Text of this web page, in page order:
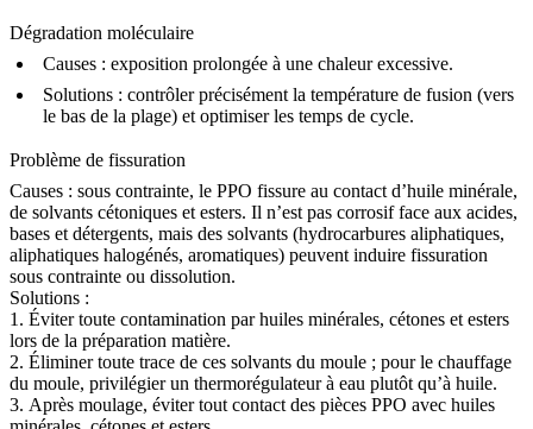
Dégradation moléculaire
Causes : exposition prolongée à une chaleur excessive.
Solutions : contrôler précisément la température de fusion (vers
le bas de la plage) et optimiser les temps de cycle.
Problème de fissuration
Causes : sous contrainte, le PPO fissure au contact d’huile minérale,
de solvants cétoniques et esters. Il n’est pas corrosif face aux acides,
bases et détergents, mais des solvants (hydrocarbures aliphatiques,
aliphatiques halogénés, aromatiques) peuvent induire fissuration
sous contrainte ou dissolution.
Solutions :
1. Éviter toute contamination par huiles minérales, cétones et esters
lors de la préparation matière.
2. Éliminer toute trace de ces solvants du moule ; pour le chauffage
du moule, privilégier un thermorégulateur à eau plutôt qu’à huile.
3. Après moulage, éviter tout contact des pièces PPO avec huiles